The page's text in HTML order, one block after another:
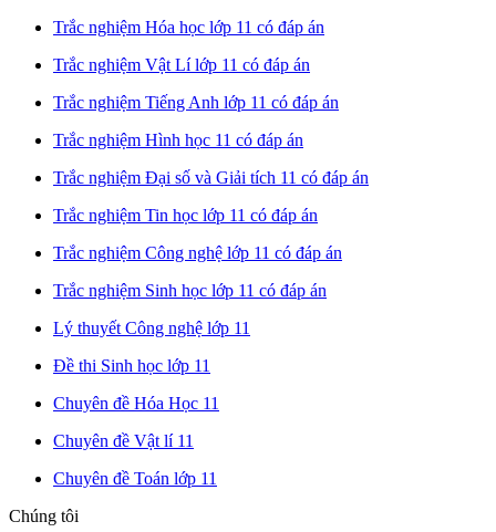
Trắc nghiệm Hóa học lớp 11 có đáp án
Trắc nghiệm Vật Lí lớp 11 có đáp án
Trắc nghiệm Tiếng Anh lớp 11 có đáp án
Trắc nghiệm Hình học 11 có đáp án
Trắc nghiệm Đại số và Giải tích 11 có đáp án
Trắc nghiệm Tin học lớp 11 có đáp án
Trắc nghiệm Công nghệ lớp 11 có đáp án
Trắc nghiệm Sinh học lớp 11 có đáp án
Lý thuyết Công nghệ lớp 11
Đề thi Sinh học lớp 11
Chuyên đề Hóa Học 11
Chuyên đề Vật lí 11
Chuyên đề Toán lớp 11
Chúng tôi